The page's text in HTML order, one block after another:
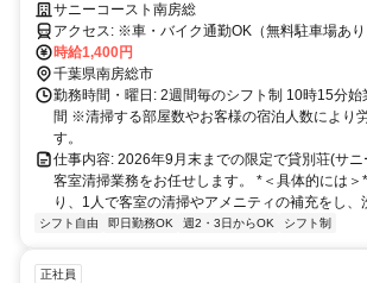
サニーコースト南房総
アクセス: ※車・バイク通勤OK（無料駐車場あり
時給1,400円
千葉県南房総市
勤務時間・曜日: 2週間毎のシフト制 10時15分
間 ※清掃する部屋数やお客様の宿泊人数により
す。
仕事内容: 2026年9月末までの限定で貸別荘(サ
客室清掃業務をお任せします。 *＜具体的には
り、1人で客室の清掃やアメニティの補充をし、
シフト自由 即日勤務OK 週2・3日からOK シフト制
正社員